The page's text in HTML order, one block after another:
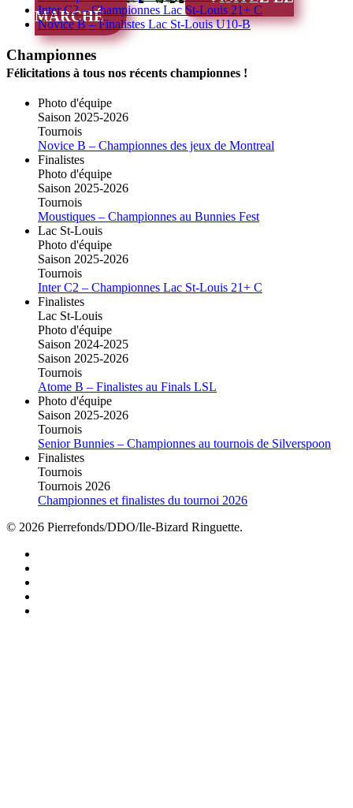
MARCHÉ
Inter C2 – Championnes Lac St-Louis 21+ C
Novice B – Finalistes Lac St-Louis U10-B
Championnes
Félicitations à tous nos récents championnes !
Photo d'équipe
Saison 2025-2026
Tournois
Novice B – Championnes des jeux de Montreal
Finalistes
Photo d'équipe
Saison 2025-2026
Tournois
Moustiques – Championnes au Bunnies Fest
Lac St-Louis
Photo d'équipe
Saison 2025-2026
Tournois
Inter C2 – Championnes Lac St-Louis 21+ C
Finalistes
Lac St-Louis
Photo d'équipe
Saison 2024-2025
Saison 2025-2026
Tournois
Atome B – Finalistes au Finals LSL
Photo d'équipe
Saison 2025-2026
Tournois
Senior Bunnies – Championnes au tournois de Silverspoon
Finalistes
Tournois
Tournois 2026
Championnes et finalistes du tournoi 2026
© 2026 Pierrefonds/DDO/Ile-Bizard Ringuette.